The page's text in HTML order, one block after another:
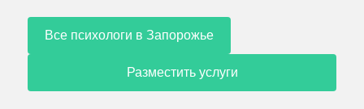
Все психологи в Запорожье
Разместить услуги